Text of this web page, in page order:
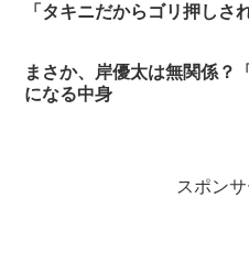
「タキニだからゴリ押しさ
まさか、岸優太は無関係？
になる中身
スポン